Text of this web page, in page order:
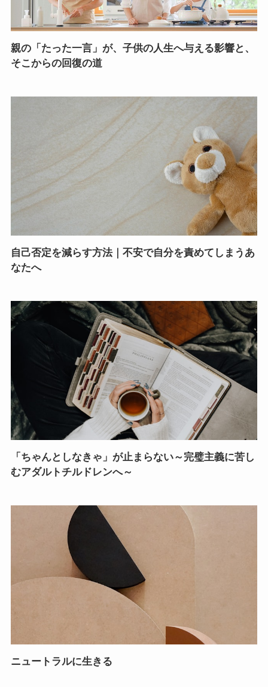
親の「たった一言」が、子供の人生へ与える影響と、
そこからの回復の道
自己否定を減らす方法｜不安で自分を責めてしまうあ
なたへ
「ちゃんとしなきゃ」が止まらない～完璧主義に苦し
むアダルトチルドレンへ～
ニュートラルに生きる